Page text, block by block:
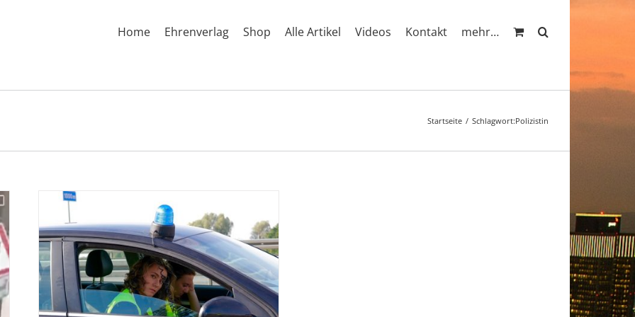
Home Ehrenverlag Shop Alle Artikel Videos Kontakt mehr…
Startseite Schlagwort:Polizistin